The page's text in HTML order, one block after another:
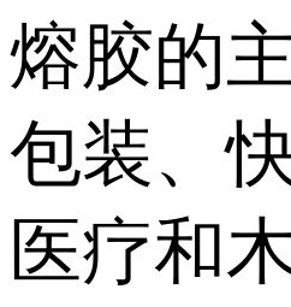
熔胶的
包装、
医疗和